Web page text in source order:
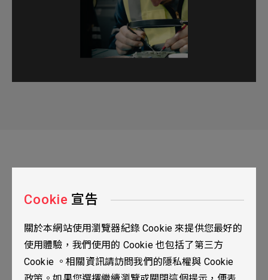
台北市115南港區三重路19之2號九樓
02-2655-0077
02-2655-0666
Cookie 宣告
關於本網站使用瀏覽器紀錄 Cookie 來提供您最好的
使用體驗，我們使用的 Cookie 也包括了第三方
Cookie 。相關資訊請訪問我們的隱私權與 Cookie